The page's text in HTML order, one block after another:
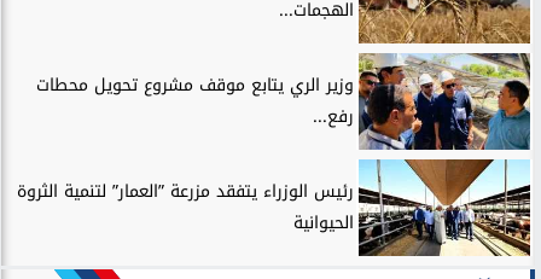
الهجمات...
وزير الري يتابع موقف مشروع تحويل محطات
رفع...
رئيس الوزراء يتفقد مزرعة ”العمار” لتنمية الثروة
الحيوانية